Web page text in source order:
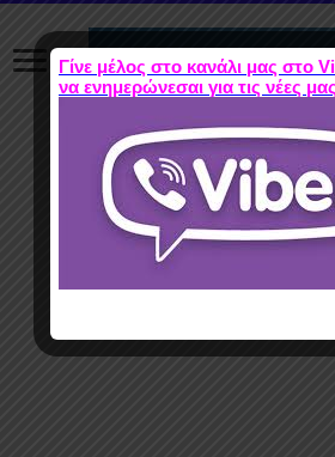
Γίνε μέλος στο κανάλι μας στο
να ενημερώνεσαι για τις νέες